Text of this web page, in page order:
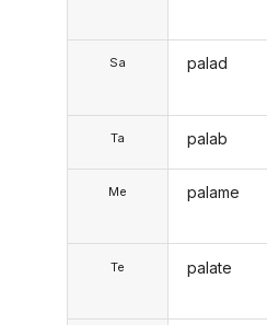
Sa
Ta
Me
Te
palad
palab
palame
palate